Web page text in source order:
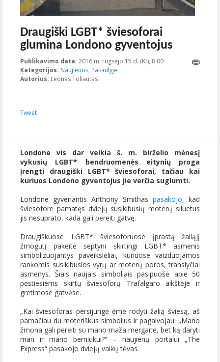
Draugiški LGBT* šviesoforai
glumina Londono gyventojus
Publikavimo data: 2016 m. rugsėjo 15 d. (Kt), 8:00
Kategorijos: Naujienos, Pasaulyje
Autorius: Leonas Toliautas
Tweet
Londone vis dar veikia š. m. birželio mėnesį
vykusių LGBT* bendruomenės eitynių proga
įrengti draugiški LGBT* šviesoforai, tačiau kai
kuriuos Londono gyventojus jie verčia suglumti.
Londone gyvenantis Anthony Smithas pasakojo, kad
šviesofore pamatęs dviejų susikibusių moterų siluetus
jis nesuprato, kada gali pereiti gatvę.
Draugiškuose LGBT* šviesoforuose įprastą žaliąjį
žmogutį pakeitė septyni skirtingi LGBT* asmenis
simbolizuojantys paveikslėliai, kuriuose vaizduojamos
rankomis susikibusios vyrų ar moterų poros, translyčiai
asmenys. Šiais naujais simboliais pasipuošė apie 50
pėstiesiems skirtų šviesoforų Trafalgaro aikštėje ir
gretimose gatvėse.
„Kai šviesoforas persijungė ėmė rodyti žalią šviesą, aš
pamačiau du moteriškus simbolius ir pagalvojau: „Mano
žmona gali pereiti su mano maža mergaite, bet ką daryti
man ir mano berniukui?“ – naujienų portalui „The
Express“ pasakojo dviejų vaikų tėvas.